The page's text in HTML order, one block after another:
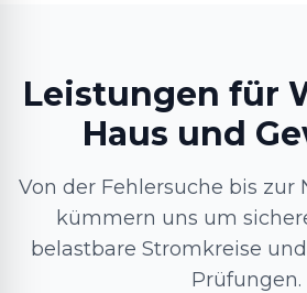
Leistungen für
Haus und
Von der Fehlersuche bis zur
kümmern uns um
belastbare Stromkreise
Prüfungen.